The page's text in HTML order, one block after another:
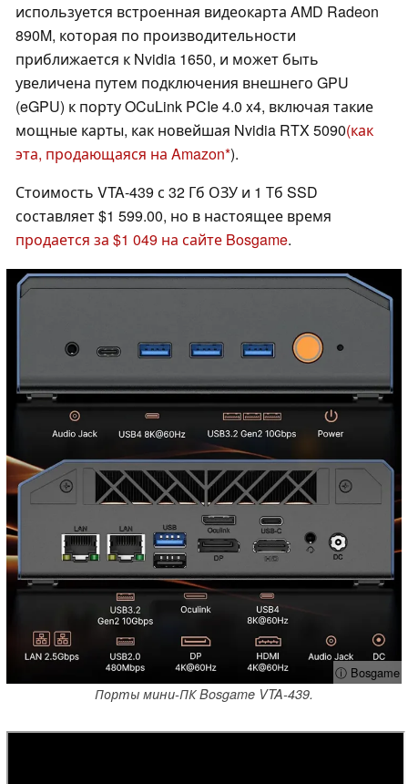
используется встроенная видеокарта AMD Radeon
890M, которая по производительности
приближается к Nvidia 1650, и может быть
увеличена путем подключения внешнего GPU
(eGPU) к порту OCuLink PCIe 4.0 x4, включая такие
мощные карты, как новейшая Nvidia RTX 5090(как
эта, продающаяся на Amazon ).
Стоимость VTA-439 с 32 Гб ОЗУ и 1 Тб SSD
составляет $1 599.00, но в настоящее время
продается за $1 049 на сайте Bosgame.
ⓘ Bosgame
Порты мини-ПК Bosgame VTA-439.